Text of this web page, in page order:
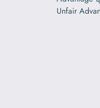
Unfair